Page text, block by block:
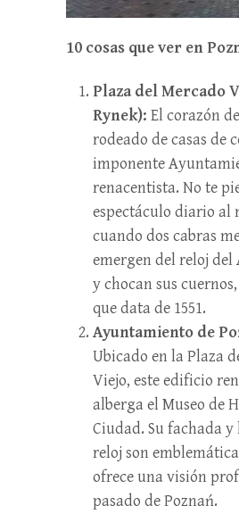
10 cosas que ver en
Plaza del Mercado
Rynek): El corazón
rodeado de casas de
imponente
renacentista. No te
espectáculo diario al
cuando dos cabras
emergen del reloj
y chocan sus
que data de 1551.
Ayuntamiento de
Ubicado en la Plaza
Viejo, este edificio
alberga el Museo de
Ciudad. Su fachada
reloj son
ofrece una visión
pasado de Poznań.